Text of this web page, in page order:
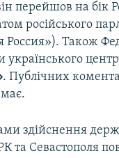
перейшов на бік
російського
Россия»). Також
українського
. Публічних
здійснення
та Севастополя